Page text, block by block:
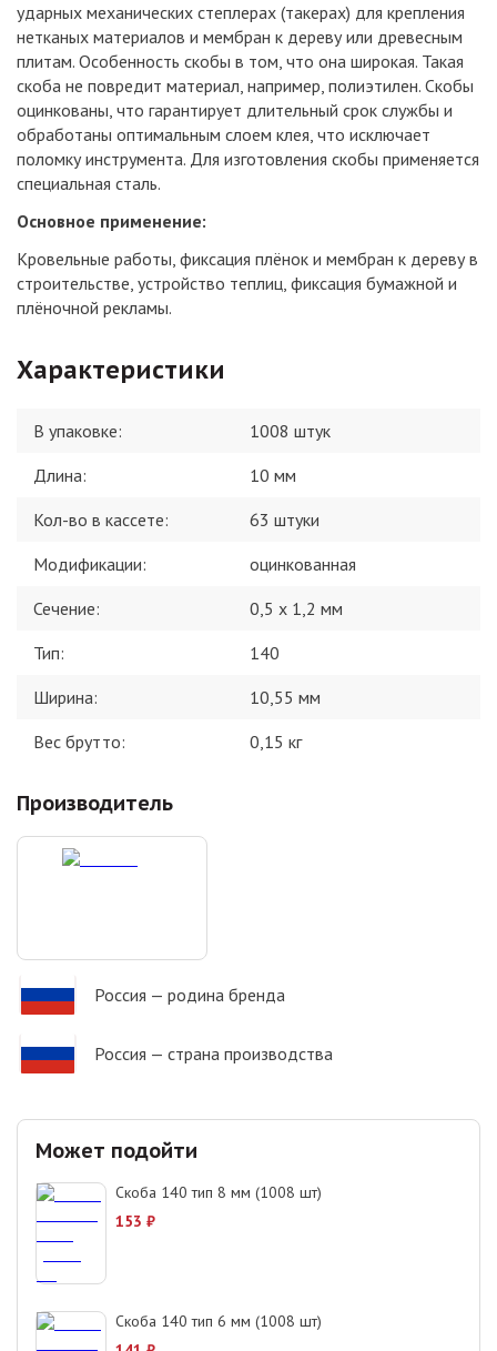
ударных механических степлерах (такерах) для крепления
нетканых материалов и мембран к дереву или древесным
плитам. Особенность скобы в том, что она широкая. Такая
скоба не повредит материал, например, полиэтилен. Cкобы
оцинкованы, что гарантирует длительный срок службы и
обработаны оптимальным слоем клея, что исключает
поломку инструмента. Для изготовления скобы применяется
специальная сталь.
Основное применение:
Кровельные работы, фиксация плёнок и мембран к дереву в
строительстве, устройство теплиц, фиксация бумажной и
плёночной рекламы.
Характеристики
В упаковке:
1008 штук
Длина:
10 мм
Кол-во в кассете:
63 штуки
Модификации:
оцинкованная
Сечение:
0,5 х 1,2 мм
Тип:
140
Ширина:
10,55 мм
Вес брутто:
0,15 кг
Производитель
Россия — родина бренда
Россия — страна производства
Может подойти
Скоба 140 тип 8 мм (1008 шт)
153 ₽
Скоба 140 тип 6 мм (1008 шт)